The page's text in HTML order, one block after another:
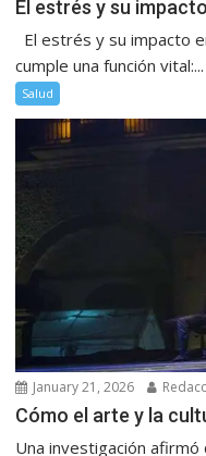
El estrés y su
El estrés y su impacto
cumple una función vital:...
Salud
January 21, 2026
Cómo el arte y la
Una investigación